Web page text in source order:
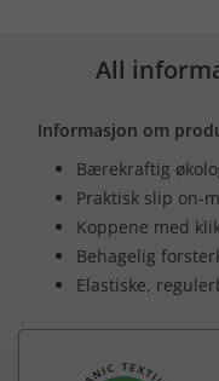
All
Informasjon om
Bærekraftig
Praktisk slip on-
Koppene med
Behagelig
Elastiske,